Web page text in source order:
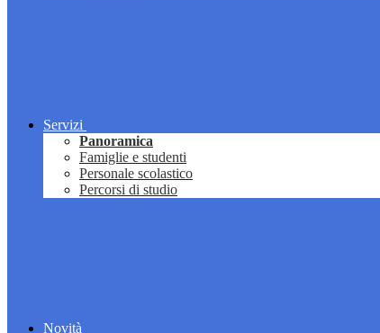
Servizi
Panoramica
Famiglie e studenti
Personale scolastico
Percorsi di studio
Novità